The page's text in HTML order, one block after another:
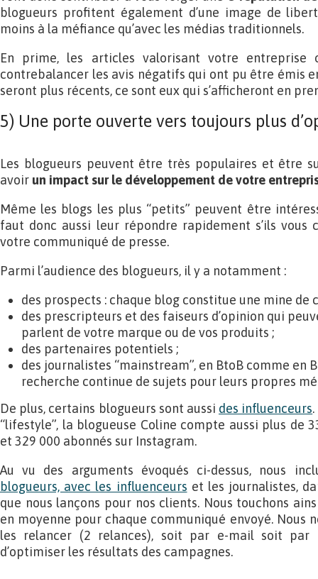
blogueurs profitent également d’une image de
moins à la méfiance qu’avec les médias traditionnels.
En prime, les articles valorisant votre entreprise
contrebalancer les avis négatifs qui ont pu être émis
seront plus récents, ce sont eux qui s’afficheront en
5) Une porte ouverte vers toujours plus
Les blogueurs peuvent être très populaires et être
avoir un impact sur le développement de votre
Même les blogs les plus “petits” peuvent être
faut donc aussi leur répondre rapidement s’ils vous
votre communiqué de presse.
Parmi l’audience des blogueurs, il y a notamment :
des prospects : chaque blog constitue une mine de
des prescripteurs et des faiseurs d’opinion qui
parlent de votre marque ou de vos produits ;
des partenaires potentiels ;
des journalistes “mainstream”, en BtoB comme en
recherche continue de sujets pour leurs propres
De plus, certains blogueurs sont aussi des influenceurs
“lifestyle”, la blogueuse Coline compte aussi plus de
et 329 000 abonnés sur Instagram.
Au vu des arguments évoqués ci-dessus, nous
blogueurs, avec les influenceurs et les journalistes,
que nous lançons pour nos clients. Nous touchons
en moyenne pour chaque communiqué envoyé. Nous
les relancer (2 relances), soit par e-mail soit par
d’optimiser les résultats des campagnes.